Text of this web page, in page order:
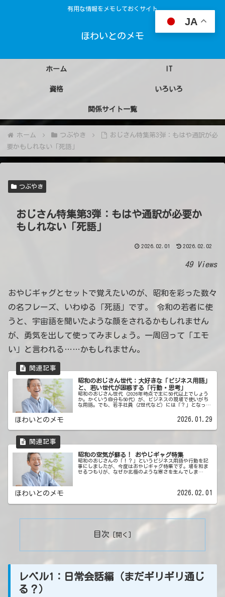
有用な情報をメモしておくサイト
ほわいとのメモ
ホーム IT
資格 いろいろ
関係サイト一覧
ホーム つぶやき
おじさん特集第3弾：もはや通訳が必
要かもしれない「死語」
つぶやき
おじさん特集第3弾：もはや通訳が必要か
もしれない「死語」
2026.02.01 2026.02.02
49 Views
おやじギャグとセットで覚えたいのが、昭和を彩った数々
の名フレーズ、いわゆる「死語」です。 令和の若者に使
うと、宇宙語を聞いたような顔をされるかもしれません
が、勇気を出して使ってみましょう。一周回って「エモ
い」と言われる……かもしれません。
昭和のおじさん世代：大好きな「ビジネス用語」
と、若い世代が困惑する「行動・思考」
昭和のおじさん世代（2026年時点で主に50代以上でしょう
か。かくいう自分も50代）が、ビジネスの現場で使いがち
な用語。でも、若手社員（Z世代など）には「？」となって
ほわいとのメモ 2026.01.29
昭和の空気が蘇る！ おやじギャグ特集
昭和のおじさんの「！？」というビジネス用語や行動を記
事にしましたが、今度はおやじギャグ特集です。場を和ま
せるつもりが、なぜか北極のような寒さを生んでしま
ほわいとのメモ 2026.02.01
目次
レベル1：日常会話編（まだギリギリ通じ
る？）
JA